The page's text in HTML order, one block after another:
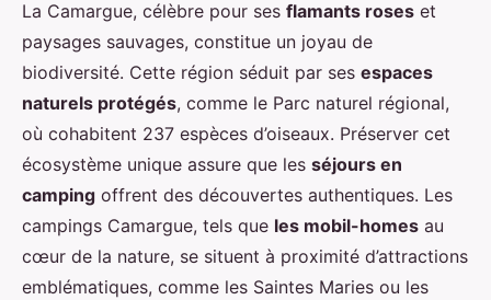
La Camargue, célèbre pour ses flamants roses et
paysages sauvages, constitue un joyau de
biodiversité. Cette région séduit par ses espaces
naturels protégés, comme le Parc naturel régional,
où cohabitent 237 espèces d’oiseaux. Préserver cet
écosystème unique assure que les séjours en
camping offrent des découvertes authentiques. Les
campings Camargue, tels que les mobil-homes au
cœur de la nature, se situent à proximité d’attractions
emblématiques, comme les Saintes Maries ou les